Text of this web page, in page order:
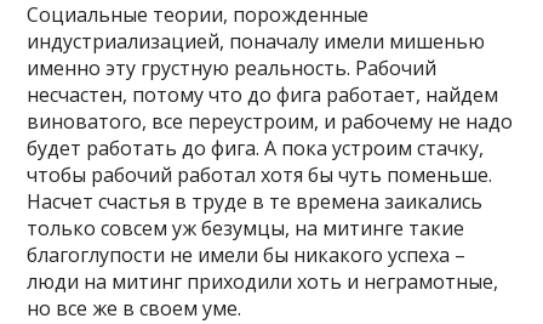
Социальные теории, порожденные
индустриализацией, поначалу имели мишенью
именно эту грустную реальность. Рабочий
несчастен, потому что до фига работает, найдем
виноватого, все переустроим, и рабочему не надо
будет работать до фига. А пока устроим стачку,
чтобы рабочий работал хотя бы чуть поменьше.
Насчет счастья в труде в те времена заикались
только совсем уж безумцы, на митинге такие
благоглупости не имели бы никакого успеха –
люди на митинг приходили хоть и неграмотные,
но все же в своем уме.